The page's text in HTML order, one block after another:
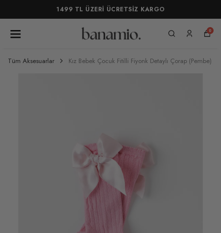
1499 TL ÜZERİ ÜCRETSİZ KARGO
0
Tüm Aksesuarlar Kız Bebek Çocuk Fitilli Fiyonk Detaylı Çorap (Pembe)